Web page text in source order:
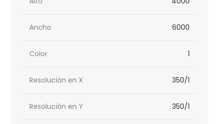
Ancho 6000
Color 1
Resolución en X 350/1
Resolución en Y 350/1